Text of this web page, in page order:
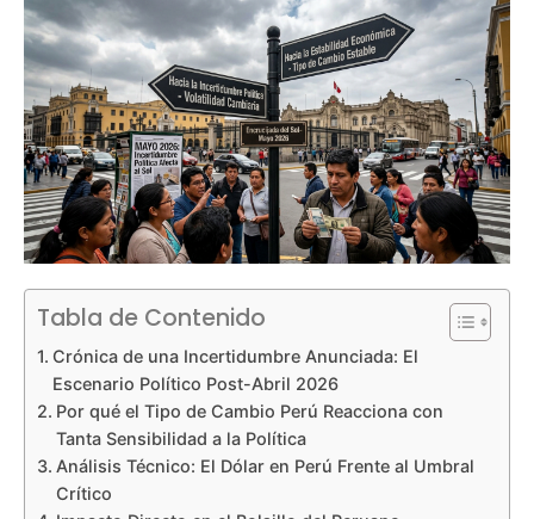
Tabla de Contenido
Crónica de una Incertidumbre Anunciada: El
Escenario Político Post-Abril 2026
Por qué el Tipo de Cambio Perú Reacciona con
Tanta Sensibilidad a la Política
Análisis Técnico: El Dólar en Perú Frente al Umbral
Crítico